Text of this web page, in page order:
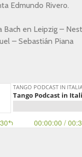
Edmundo Rivero.
Bach en Leipzig –
– Sebastián Piana